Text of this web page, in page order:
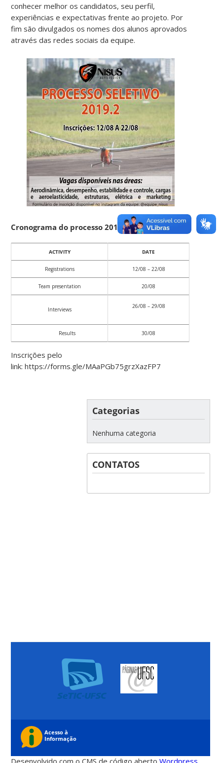
conhecer melhor os candidatos, seu perfil,
experiências e expectativas frente ao projeto. Por
fim são divulgados os nomes dos alunos aprovados
através das redes sociais da equipe.
Cronograma do processo 2019.2:
ACTIVITY DATE
Registrations 12/08 – 22/08
Team presentation 20/08
Interviews 26/08 – 29/08
Results 30/08
Inscrições pelo
link: https://forms.gle/MAaPGb75grzXazFP7
Categorias
Nenhuma categoria
CONTATOS